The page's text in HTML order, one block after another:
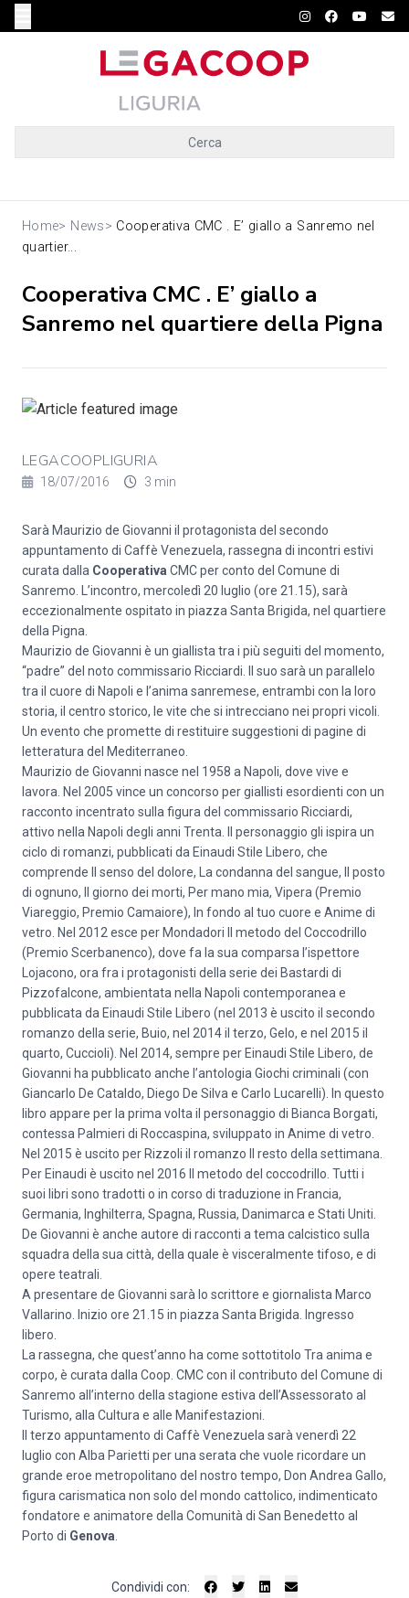
Cerca
Home> News> Cooperativa CMC . E’ giallo a Sanremo nel
quartier...
Cooperativa CMC . E’ giallo a
Sanremo nel quartiere della Pigna
LEGACOOPLIGURIA
18/07/2016 3 min
Sarà Maurizio de Giovanni il protagonista del secondo
appuntamento di Caffè Venezuela, rassegna di incontri estivi
curata dalla Cooperativa CMC per conto del Comune di
Sanremo. L’incontro, mercoledì 20 luglio (ore 21.15), sarà
eccezionalmente ospitato in piazza Santa Brigida, nel quartiere
della Pigna.
Maurizio de Giovanni è un giallista tra i più seguiti del momento,
“padre” del noto commissario Ricciardi. Il suo sarà un parallelo
tra il cuore di Napoli e l’anima sanremese, entrambi con la loro
storia, il centro storico, le vite che si intrecciano nei propri vicoli.
Un evento che promette di restituire suggestioni di pagine di
letteratura del Mediterraneo.
Maurizio de Giovanni nasce nel 1958 a Napoli, dove vive e
lavora. Nel 2005 vince un concorso per giallisti esordienti con un
racconto incentrato sulla figura del commissario Ricciardi,
attivo nella Napoli degli anni Trenta. Il personaggio gli ispira un
ciclo di romanzi, pubblicati da Einaudi Stile Libero, che
comprende Il senso del dolore, La condanna del sangue, Il posto
di ognuno, Il giorno dei morti, Per mano mia, Vipera (Premio
Viareggio, Premio Camaiore), In fondo al tuo cuore e Anime di
vetro. Nel 2012 esce per Mondadori Il metodo del Coccodrillo
(Premio Scerbanenco), dove fa la sua comparsa l’ispettore
Lojacono, ora fra i protagonisti della serie dei Bastardi di
Pizzofalcone, ambientata nella Napoli contemporanea e
pubblicata da Einaudi Stile Libero (nel 2013 è uscito il secondo
romanzo della serie, Buio, nel 2014 il terzo, Gelo, e nel 2015 il
quarto, Cuccioli). Nel 2014, sempre per Einaudi Stile Libero, de
Giovanni ha pubblicato anche l’antologia Giochi criminali (con
Giancarlo De Cataldo, Diego De Silva e Carlo Lucarelli). In questo
libro appare per la prima volta il personaggio di Bianca Borgati,
contessa Palmieri di Roccaspina, sviluppato in Anime di vetro.
Nel 2015 è uscito per Rizzoli il romanzo Il resto della settimana.
Per Einaudi è uscito nel 2016 Il metodo del coccodrillo. Tutti i
suoi libri sono tradotti o in corso di traduzione in Francia,
Germania, Inghilterra, Spagna, Russia, Danimarca e Stati Uniti.
De Giovanni è anche autore di racconti a tema calcistico sulla
squadra della sua città, della quale è visceralmente tifoso, e di
opere teatrali.
A presentare de Giovanni sarà lo scrittore e giornalista Marco
Vallarino. Inizio ore 21.15 in piazza Santa Brigida. Ingresso
libero.
La rassegna, che quest’anno ha come sottotitolo Tra anima e
corpo, è curata dalla Coop. CMC con il contributo del Comune di
Sanremo all’interno della stagione estiva dell’Assessorato al
Turismo, alla Cultura e alle Manifestazioni.
Il terzo appuntamento di Caffè Venezuela sarà venerdì 22
luglio con Alba Parietti per una serata che vuole ricordare un
grande eroe metropolitano del nostro tempo, Don Andrea Gallo,
figura carismatica non solo del mondo cattolico, indimenticato
fondatore e animatore della Comunità di San Benedetto al
Porto di Genova
Condividi con: